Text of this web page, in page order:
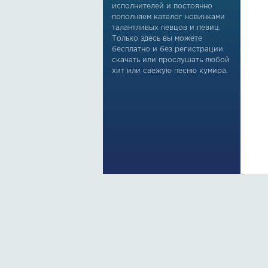
исполнителей и постоянно
пополняем каталог новинками
талантливых певцов и певиц.
Только здесь вы можете
бесплатно и без регистрации
скачать или прослушать любой
хит или свежую песню кумира.